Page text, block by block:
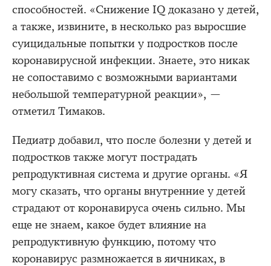
способностей. «Снижение IQ доказано у детей,
а также, извините, в несколько раз выросшие
суицидальные попытки у подростков после
коронавирусной инфекции. Знаете, это никак
не сопоставимо с возможными вариантами
небольшой температурной реакции», —
отметил Тимаков.
Педиатр добавил, что после болезни у детей и
подростков также могут пострадать
репродуктивная система и другие органы. «Я
могу сказать, что органы внутренние у детей
страдают от коронавируса очень сильно. Мы
еще не знаем, какое будет влияние на
репродуктивную функцию, потому что
коронавирус размножается в яичниках, в